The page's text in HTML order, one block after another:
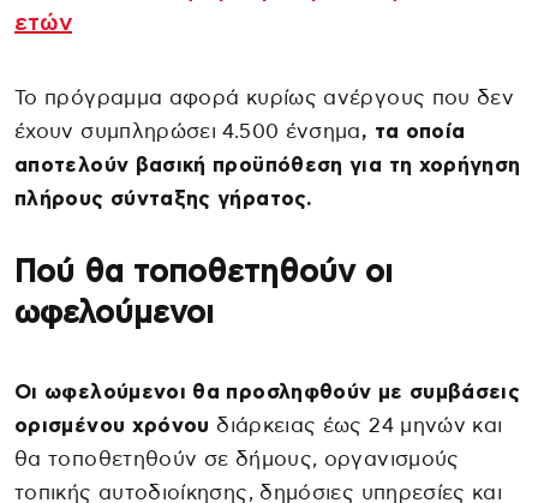
ετών
Το πρόγραμμα αφορά κυρίως ανέργους που δεν
έχουν συμπληρώσει 4.500 ένσημα, τα οποία
αποτελούν βασική προϋπόθεση για τη χορήγηση
πλήρους σύνταξης γήρατος.
Πού θα τοποθετηθούν οι
ωφελούμενοι
Οι ωφελούμενοι θα προσληφθούν με συμβάσεις
ορισμένου χρόνου διάρκειας έως 24 μηνών και
θα τοποθετηθούν σε δήμους, οργανισμούς
τοπικής αυτοδιοίκησης, δημόσιες υπηρεσίες και